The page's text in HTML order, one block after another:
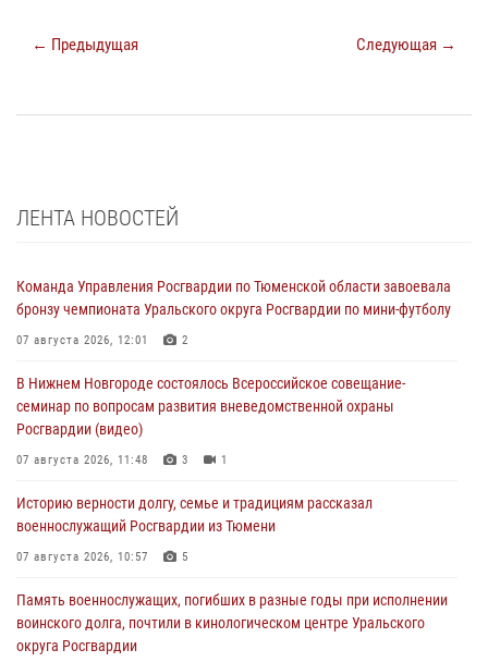
← Предыдущая Следующая →
ЛЕНТА НОВОСТЕЙ
Команда Управления Росгвардии по Тюменской области завоевала
бронзу чемпионата Уральского округа Росгвардии по мини-футболу
07 августа 2026, 12:01 2
В Нижнем Новгороде состоялось Всероссийское совещание-
семинар по вопросам развития вневедомственной охраны
Росгвардии (видео)
07 августа 2026, 11:48 3 1
Историю верности долгу, семье и традициям рассказал
военнослужащий Росгвардии из Тюмени
07 августа 2026, 10:57 5
Память военнослужащих, погибших в разные годы при исполнении
воинского долга, почтили в кинологическом центре Уральского
округа Росгвардии